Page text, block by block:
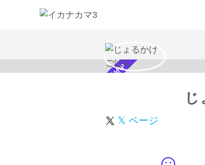
スカウト受付中 じ
𝕏 ページ